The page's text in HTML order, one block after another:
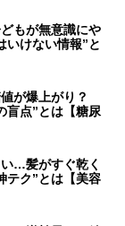
もが無意識にや
けない情報”と
値が爆上がり？
盲点”とは【糖尿
…髪がすぐ乾く
テク”とは【美容